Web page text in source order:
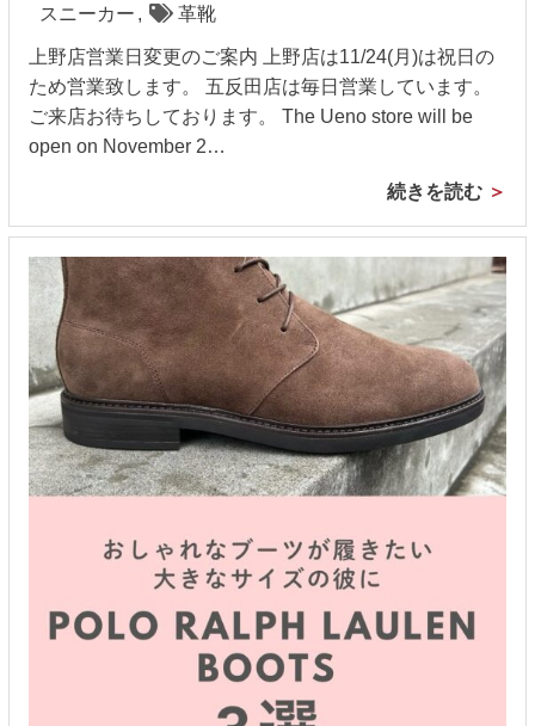
スニーカー , 革靴
上野店営業日変更のご案内 上野店は11/24(月)は祝日の
ため営業致します。 五反田店は毎日営業しています。
ご来店お待ちしております。 The Ueno store will be
open on November 2…
続きを読む